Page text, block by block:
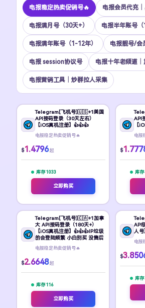
电报稳定热卖促销号🔥 电报会员代充
电报满月号（30天+） 电报半年账号（
电报满年账号（1-12年） 电报靓号/会
电报 session协议号 电报十年老频道
电报营销工具｜炒群拉人采集
Telegram[飞机号]🇺🇸+1美国
API接码登录（30天左右）
【iOS真机注册】👍👍👍
电报稳定热卖促销号🔥
$1.4796 起
库存 1033
立即购买
API
【
电报
$
库存
Telegram[飞机号]🇨🇦+1加拿
大 API接码登录（180天+）
【iOS真机注册】👍👍👍IP垃圾
的会登陆频繁 小白别买 没售后
电报稳定热卖促销号🔥
$2.6648 起
库存 116
立即购买
API
人
电报
$
库存